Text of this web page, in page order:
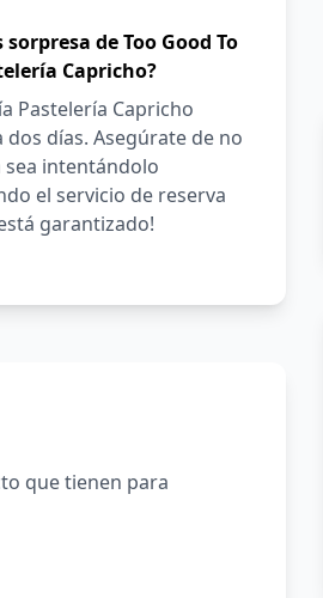
de Too Good To
Capricho?
Pastelería Capricho
días. Asegúrate de no
intentándolo
el servicio de reserva
garantizado!
que tienen para